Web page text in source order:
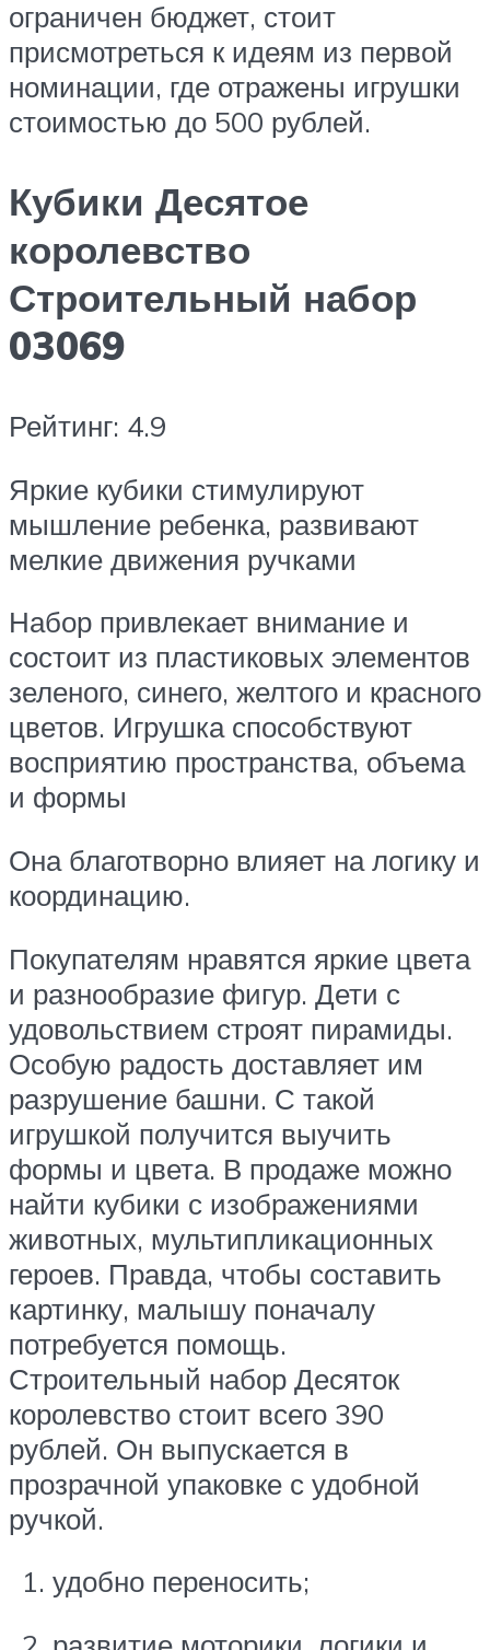
ограничен бюджет, стоит
присмотреться к идеям из первой
номинации, где отражены игрушки
стоимостью до 500 рублей.
Кубики Десятое
королевство
Строительный набор
03069
Рейтинг: 4.9
Яркие кубики стимулируют
мышление ребенка, развивают
мелкие движения ручками
Набор привлекает внимание и
состоит из пластиковых элементов
зеленого, синего, желтого и красного
цветов. Игрушка способствуют
восприятию пространства, объема
и формы
Она благотворно влияет на логику и
координацию.
Покупателям нравятся яркие цвета
и разнообразие фигур. Дети с
удовольствием строят пирамиды.
Особую радость доставляет им
разрушение башни. С такой
игрушкой получится выучить
формы и цвета. В продаже можно
найти кубики с изображениями
животных, мультипликационных
героев. Правда, чтобы составить
картинку, малышу поначалу
потребуется помощь.
Строительный набор Десяток
королевство стоит всего 390
рублей. Он выпускается в
прозрачной упаковке с удобной
ручкой.
удобно переносить;